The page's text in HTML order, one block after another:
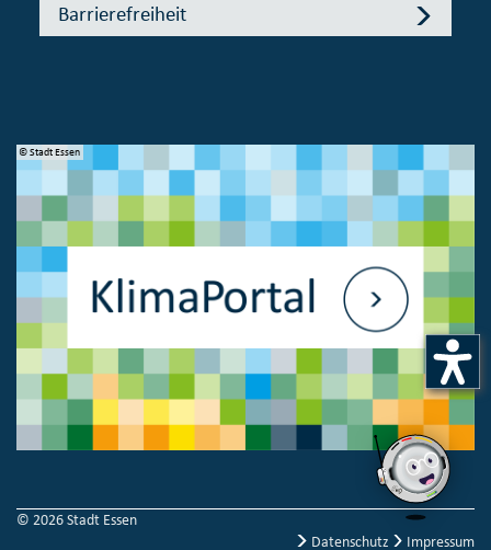
Barrierefreiheit
© Stadt Essen
© 2026 Stadt Essen
Datenschutz
Impressum